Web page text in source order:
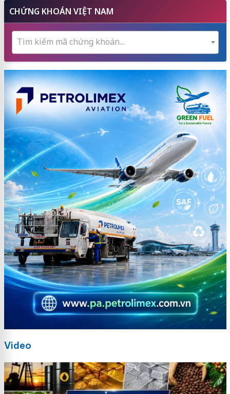
CHỨNG KHOÁN VIỆT NAM
Tìm kiếm mã chứng khoán...
Video